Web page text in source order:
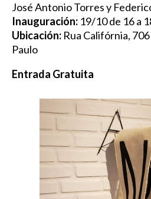
José Antonio Torres y
Inauguración: 19/10 de 16 a
Ubicación: Rua Califórnia,
Paulo
Entrada Gratuita